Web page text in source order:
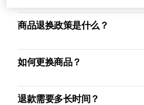
商品退换政策是什么？
如何更换商品？
退款需要多长时间？